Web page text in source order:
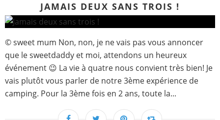
JAMAIS DEUX SANS TROIS !
© sweet mum Non, non, je ne vais pas vous annoncer
que le sweetdaddy et moi, attendons un heureux
événement 😉 La vie à quatre nous convient très bien! Je
vais plutôt vous parler de notre 3ème expérience de
camping. Pour la 3ème fois en 2 ans, toute la...